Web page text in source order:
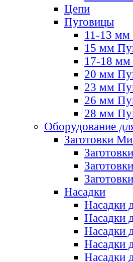
Цепи
Пуговицы
11-13 мм
15 мм
17-18 мм
20 мм
23 мм
26 мм
28 мм
Оборудование
Заготовки
Насадки
Насадки
Насадки
Насадки
Насадки
Насадки